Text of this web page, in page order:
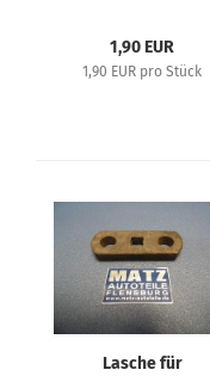
1,2 Liter, Olympia 1,3
Liter, Olympia 38/39
1,90 EUR
1,90 EUR pro Stück
Lasche für